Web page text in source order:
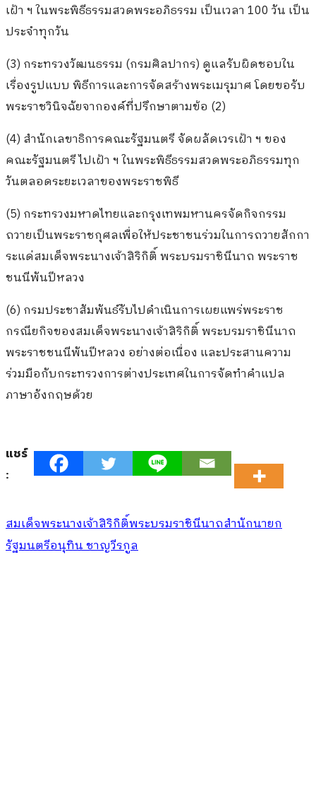
เฝ้า ฯ ในพระพิธีธรรมสวดพระอภิธรรม เป็นเวลา 100 วัน เป็น
ประจำทุกวัน
(3) กระทรวงวัฒนธรรม (กรมศิลปากร) ดูแลรับผิดชอบใน
เรื่องรูปแบบ พิธีการและการจัดสร้างพระเมรุมาศ โดยขอรับ
พระราชวินิจฉัยจากองค์ที่ปรึกษาตามข้อ (2)
(4) สำนักเลขาธิการคณะรัฐมนตรี จัดผลัดเวรเฝ้า ฯ ของ
คณะรัฐมนตรี ไปเฝ้า ฯ ในพระพิธีธรรมสวดพระอภิธรรมทุก
วันตลอดระยะเวลาของพระราชพิธี
(5) กระทรวงมหาดไทยและกรุงเทพมหานครจัดกิจกรรม
ถวายเป็นพระราชกุศลเพื่อให้ประชาชนร่วมในการถวายสักกา
ระแด่สมเด็จพระนางเจ้าสิริกิติ์ พระบรมราชินีนาถ พระราช
ชนนีพันปีหลวง
(6) กรมประชาสัมพันธ์รับไปดำเนินการเผยแพร่พระราช
กรณียกิจของสมเด็จพระนางเจ้าสิริกิติ์ พระบรมราชินีนาถ
พระราชชนนีพันปีหลวง อย่างต่อเนื่อง และประสานความ
ร่วมมือกับกระทรวงการต่างประเทศในการจัดทำคำแปล
ภาษาอังกฤษด้วย
แชร์
:
สมเด็จพระนางเจ้าสิริกิติ์พระบรมราชินีนาถสํานักนายก
รัฐมนตรีอนุทิน ชาญวีรกูล